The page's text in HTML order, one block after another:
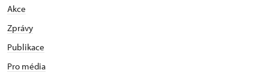
Akce
Zprávy
Publikace
Pro média